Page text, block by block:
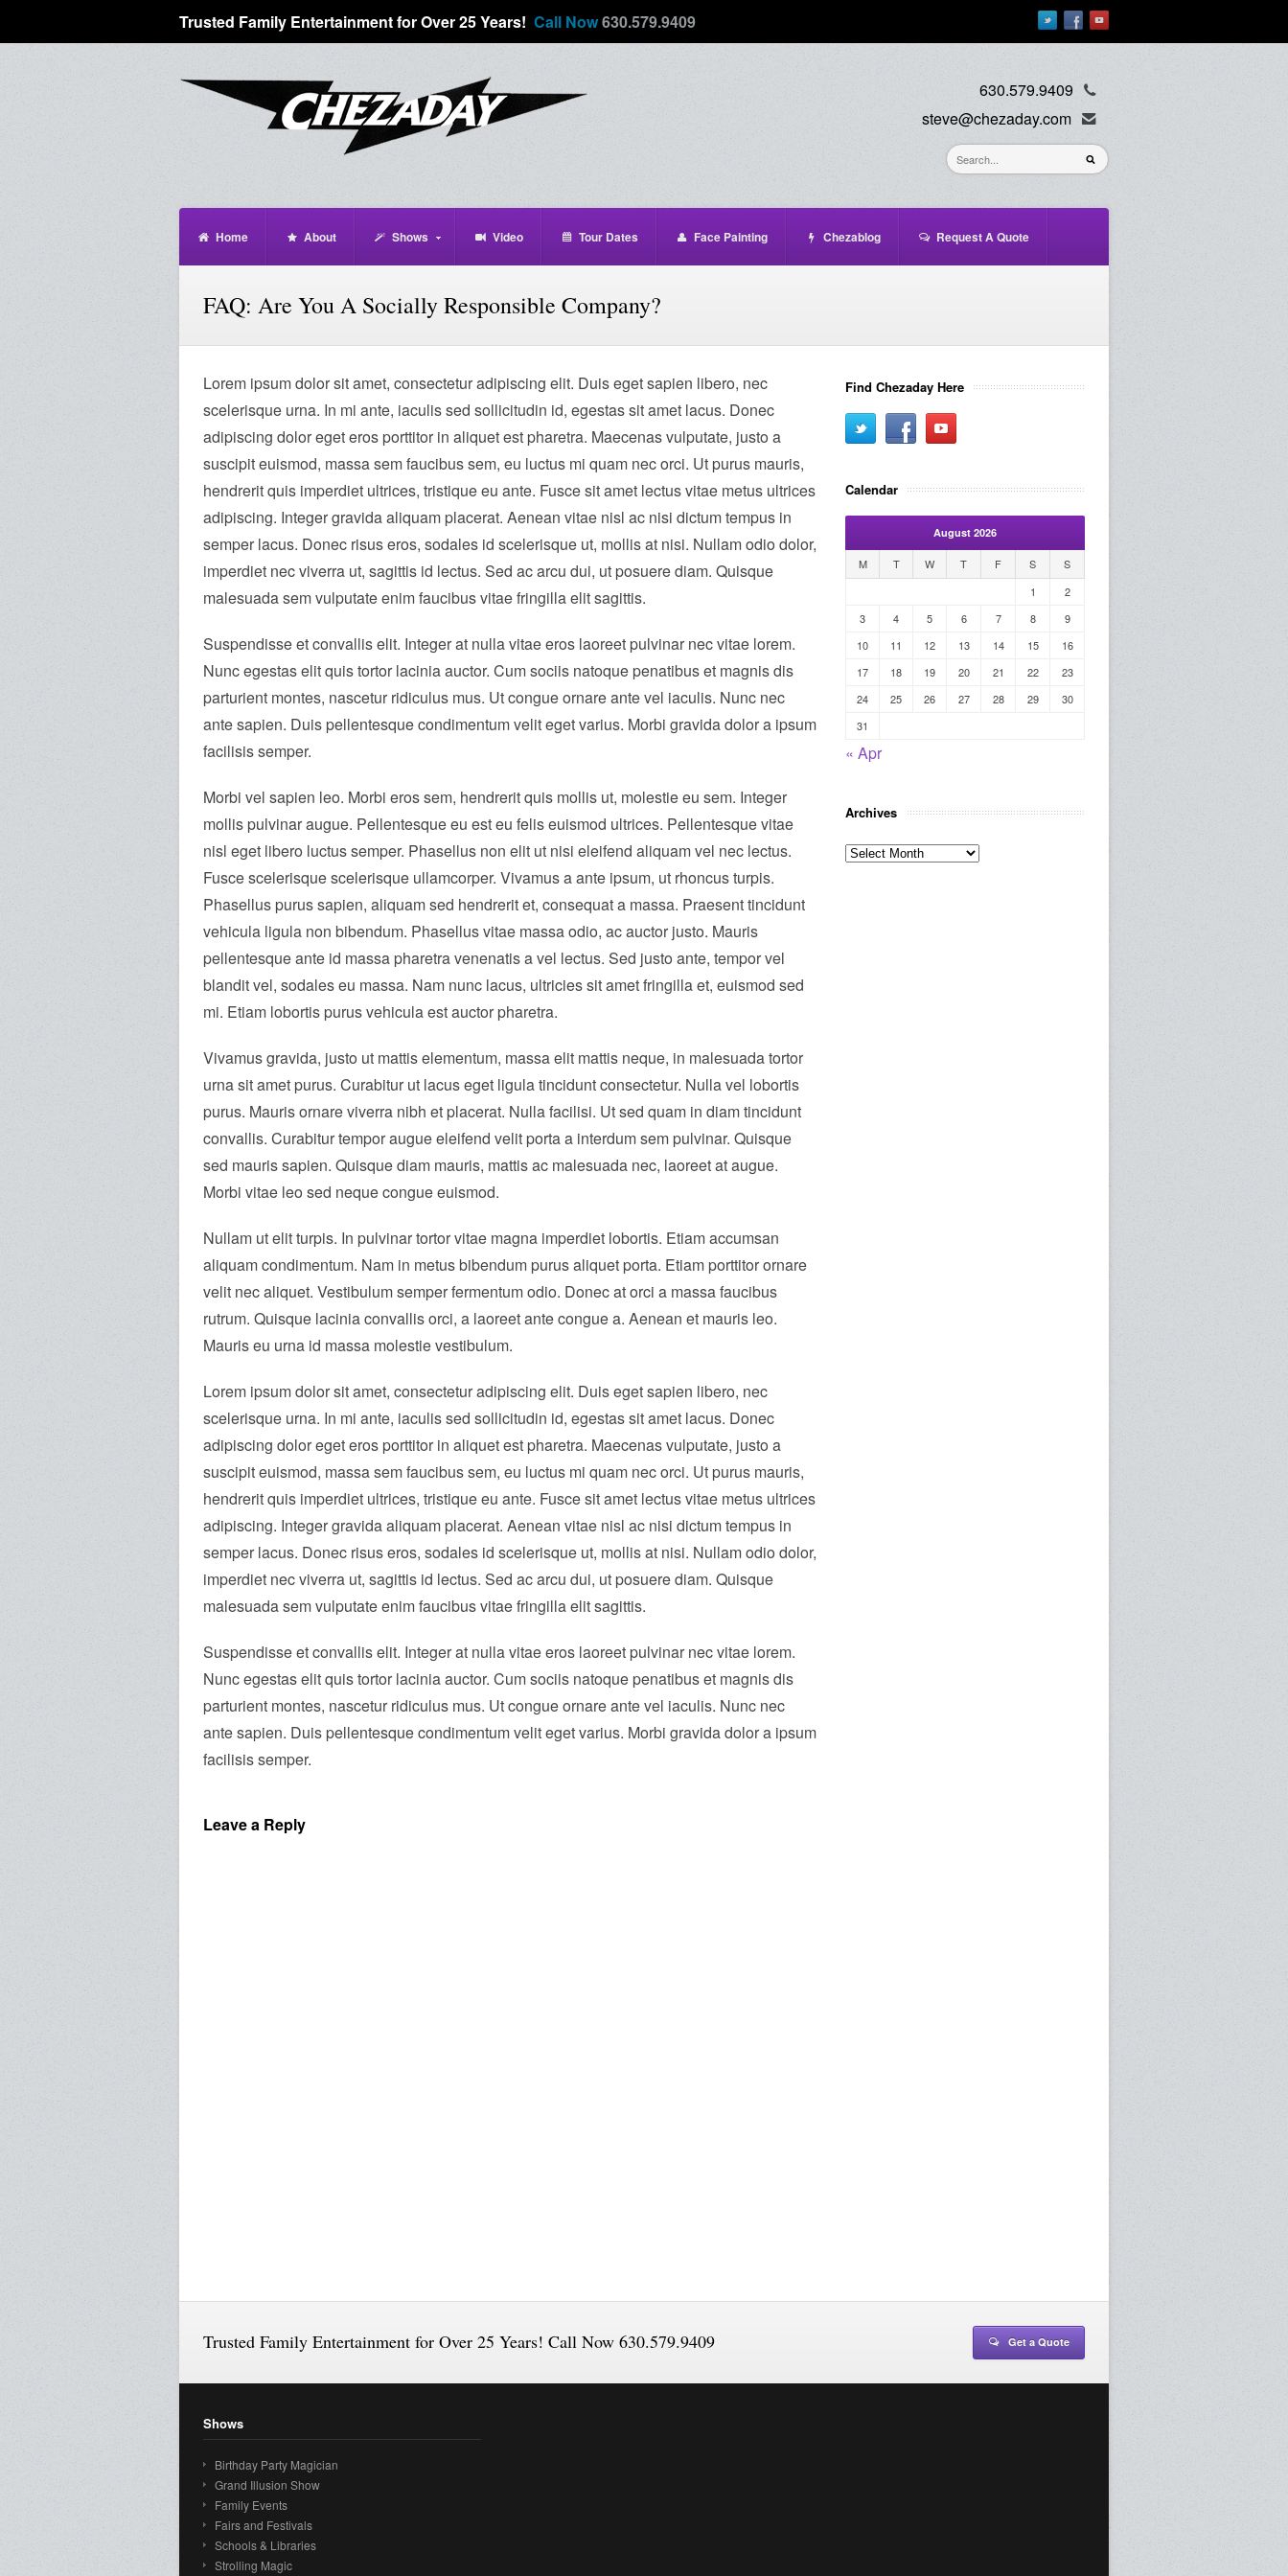
Trusted Family Entertainment for Over 25 Years! Call Now630.579.9409
630.579.9409
steve@chezaday.com
Home About Shows Video Tour Dates Face Painting Chezablog Request A Quote
FAQ: Are You A Socially Responsible Company?
Lorem ipsum dolor sit amet, consectetur adipiscing elit. Duis eget sapien libero, nec
scelerisque urna. In mi ante, iaculis sed sollicitudin id, egestas sit amet lacus. Donec
adipiscing dolor eget eros porttitor in aliquet est pharetra. Maecenas vulputate, justo a
suscipit euismod, massa sem faucibus sem, eu luctus mi quam nec orci. Ut purus mauris,
hendrerit quis imperdiet ultrices, tristique eu ante. Fusce sit amet lectus vitae metus ultrices
adipiscing. Integer gravida aliquam placerat. Aenean vitae nisl ac nisi dictum tempus in
semper lacus. Donec risus eros, sodales id scelerisque ut, mollis at nisi. Nullam odio dolor,
imperdiet nec viverra ut, sagittis id lectus. Sed ac arcu dui, ut posuere diam. Quisque
malesuada sem vulputate enim faucibus vitae fringilla elit sagittis.
Suspendisse et convallis elit. Integer at nulla vitae eros laoreet pulvinar nec vitae lorem.
Nunc egestas elit quis tortor lacinia auctor. Cum sociis natoque penatibus et magnis dis
parturient montes, nascetur ridiculus mus. Ut congue ornare ante vel iaculis. Nunc nec
ante sapien. Duis pellentesque condimentum velit eget varius. Morbi gravida dolor a ipsum
facilisis semper.
Morbi vel sapien leo. Morbi eros sem, hendrerit quis mollis ut, molestie eu sem. Integer
mollis pulvinar augue. Pellentesque eu est eu felis euismod ultrices. Pellentesque vitae
nisl eget libero luctus semper. Phasellus non elit ut nisi eleifend aliquam vel nec lectus.
Fusce scelerisque scelerisque ullamcorper. Vivamus a ante ipsum, ut rhoncus turpis.
Phasellus purus sapien, aliquam sed hendrerit et, consequat a massa. Praesent tincidunt
vehicula ligula non bibendum. Phasellus vitae massa odio, ac auctor justo. Mauris
pellentesque ante id massa pharetra venenatis a vel lectus. Sed justo ante, tempor vel
blandit vel, sodales eu massa. Nam nunc lacus, ultricies sit amet fringilla et, euismod sed
mi. Etiam lobortis purus vehicula est auctor pharetra.
Vivamus gravida, justo ut mattis elementum, massa elit mattis neque, in malesuada tortor
urna sit amet purus. Curabitur ut lacus eget ligula tincidunt consectetur. Nulla vel lobortis
purus. Mauris ornare viverra nibh et placerat. Nulla facilisi. Ut sed quam in diam tincidunt
convallis. Curabitur tempor augue eleifend velit porta a interdum sem pulvinar. Quisque
sed mauris sapien. Quisque diam mauris, mattis ac malesuada nec, laoreet at augue.
Morbi vitae leo sed neque congue euismod.
Nullam ut elit turpis. In pulvinar tortor vitae magna imperdiet lobortis. Etiam accumsan
aliquam condimentum. Nam in metus bibendum purus aliquet porta. Etiam porttitor ornare
velit nec aliquet. Vestibulum semper fermentum odio. Donec at orci a massa faucibus
rutrum. Quisque lacinia convallis orci, a laoreet ante congue a. Aenean et mauris leo.
Mauris eu urna id massa molestie vestibulum.
Lorem ipsum dolor sit amet, consectetur adipiscing elit. Duis eget sapien libero, nec
scelerisque urna. In mi ante, iaculis sed sollicitudin id, egestas sit amet lacus. Donec
adipiscing dolor eget eros porttitor in aliquet est pharetra. Maecenas vulputate, justo a
suscipit euismod, massa sem faucibus sem, eu luctus mi quam nec orci. Ut purus mauris,
hendrerit quis imperdiet ultrices, tristique eu ante. Fusce sit amet lectus vitae metus ultrices
adipiscing. Integer gravida aliquam placerat. Aenean vitae nisl ac nisi dictum tempus in
semper lacus. Donec risus eros, sodales id scelerisque ut, mollis at nisi. Nullam odio dolor,
imperdiet nec viverra ut, sagittis id lectus. Sed ac arcu dui, ut posuere diam. Quisque
malesuada sem vulputate enim faucibus vitae fringilla elit sagittis.
Suspendisse et convallis elit. Integer at nulla vitae eros laoreet pulvinar nec vitae lorem.
Nunc egestas elit quis tortor lacinia auctor. Cum sociis natoque penatibus et magnis dis
parturient montes, nascetur ridiculus mus. Ut congue ornare ante vel iaculis. Nunc nec
ante sapien. Duis pellentesque condimentum velit eget varius. Morbi gravida dolor a ipsum
facilisis semper.
Leave a Reply
Find Chezaday Here
Calendar
August 2026
M T W T F S
S
1
2
3
4 5 6 7 8
9
10
11 12 13 14 15
16
17
18 19 20 21 22
23
24
25 26 27 28 29
30
31
« Apr
Archives
Archives
Trusted Family Entertainment for Over 25 Years! Call Now 630.579.9409 Get a Quote
Shows
Birthday Party Magician
Grand Illusion Show
Family Events
Fairs and Festivals
Schools & Libraries
Strolling Magic